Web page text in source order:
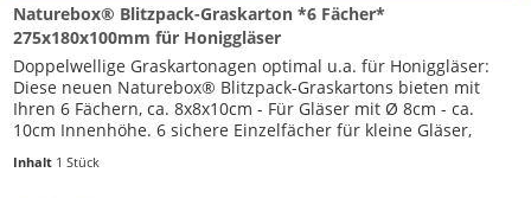
Naturebox® Blitzpack-Graskarton *6 Fächer*
275x180x100mm für Honiggläser
Doppelwellige Graskartonagen optimal u.a. für Honiggläser:
Diese neuen Naturebox® Blitzpack-Graskartons bieten mit
Ihren 6 Fächern, ca. 8x8x10cm - Für Gläser mit Ø 8cm - ca.
10cm Innenhöhe. 6 sichere Einzelfächer für kleine Gläser,
sowie für alle anderen schutzbedürftigen Versandwaren.
Inhalt 1 Stück